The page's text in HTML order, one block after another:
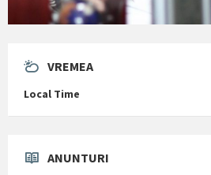
VREMEA
Local Time
ANUNTURI